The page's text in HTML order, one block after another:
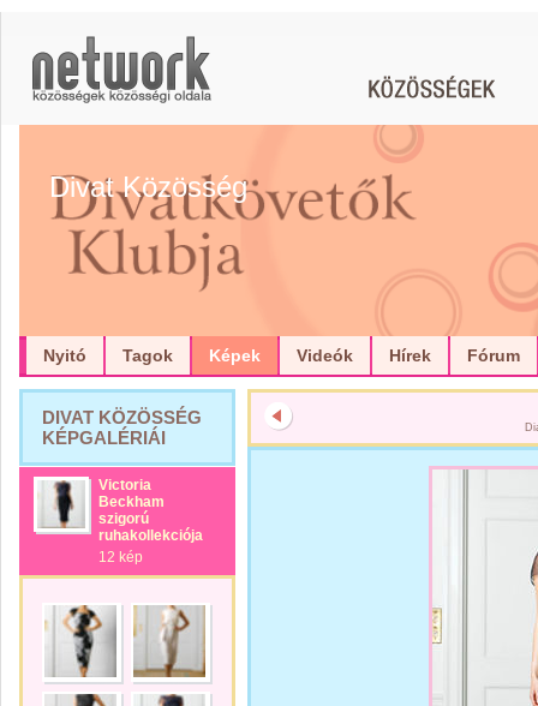
Divat Közösség
Nyitó Tagok Képek Videók Hírek Fórum
DIVAT KÖZÖSSÉG
KÉPGALÉRIÁI
Victoria
Beckham
szigorú
ruhakollekciója
12 kép